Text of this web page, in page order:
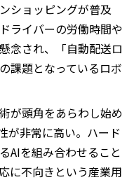
ショッピングが普及
ライバーの労働時間や
念され、「自動配送ロ
課題となっているロボ
が頭角をあらわし始め
が非常に高い。ハード
AIを組み合わせること
に不向きという産業用